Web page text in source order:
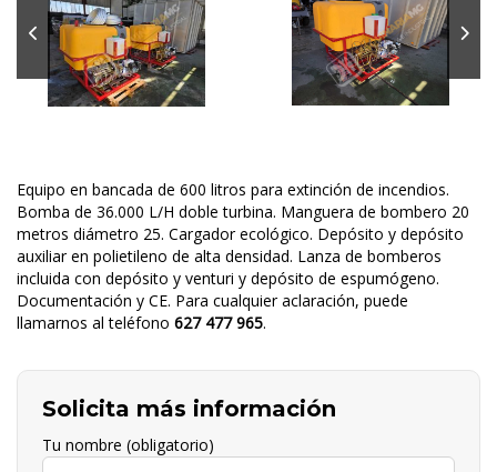
Equipo en bancada de 600 litros para extinción de incendios.
Bomba de 36.000 L/H doble turbina. Manguera de bombero 20
metros diámetro 25. Cargador ecológico. Depósito y depósito
auxiliar en polietileno de alta densidad. Lanza de bomberos
incluida con depósito y venturi y depósito de espumógeno.
Documentación y CE. Para cualquier aclaración, puede
llamarnos al teléfono 627 477 965.
Solicita más información
Tu nombre (obligatorio)